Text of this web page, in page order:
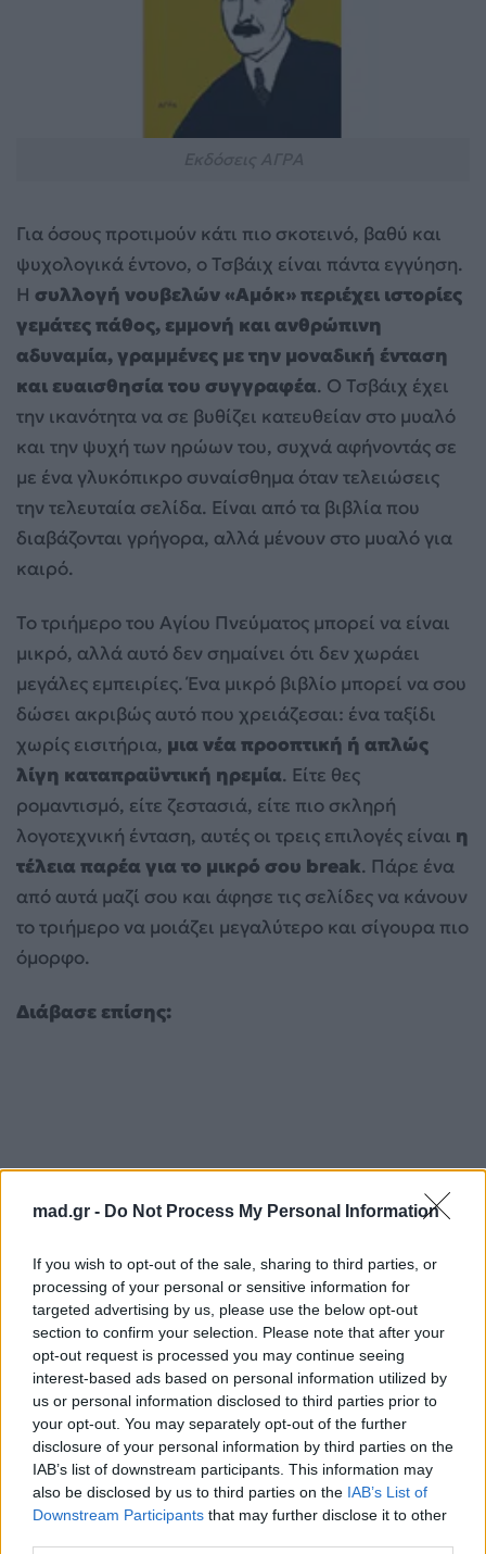
mad.gr - Do Not Process My Personal Information
If you wish to opt-out of the sale, sharing to third parties, or
processing of your personal or sensitive information for
targeted advertising by us, please use the below opt-out
section to confirm your selection. Please note that after your
opt-out request is processed you may continue seeing
interest-based ads based on personal information utilized by
us or personal information disclosed to third parties prior to
your opt-out. You may separately opt-out of the further
disclosure of your personal information by third parties on the
IAB’s list of downstream participants. This information may
also be disclosed by us to third parties on the IAB’s List of
Downstream Participants that may further disclose it to other
Για όσους προτιμούν κάτι πιο σκοτεινό, βαθύ και
ψυχολογικά έντονο, ο Τσβάιχ είναι πάντα εγγύηση.
Η συλλογή νουβελών «Αμόκ» περιέχει ιστορίες
γεμάτες πάθος, εμμονή και ανθρώπινη
αδυναμία, γραμμένες με την μοναδική ένταση
και ευαισθησία του συγγραφέα. Ο Τσβάιχ έχει
την ικανότητα να σε βυθίζει κατευθείαν στο μυαλό
και την ψυχή των ηρώων του, συχνά αφήνοντάς σε
με ένα γλυκόπικρο συναίσθημα όταν τελειώσεις
την τελευταία σελίδα. Είναι από τα βιβλία που
διαβάζονται γρήγορα, αλλά μένουν στο μυαλό για
καιρό.
Το τριήμερο του Αγίου Πνεύματος μπορεί να είναι
μικρό, αλλά αυτό δεν σημαίνει ότι δεν χωράει
μεγάλες εμπειρίες. Ένα μικρό βιβλίο μπορεί να σου
δώσει ακριβώς αυτό που χρειάζεσαι: ένα ταξίδι
χωρίς εισιτήρια, μια νέα προοπτική ή απλώς
λίγη καταπραϋντική ηρεμία. Είτε θες
ρομαντισμό, είτε ζεστασιά, είτε πιο σκληρή
λογοτεχνική ένταση, αυτές οι τρεις επιλογές είναι η
τέλεια παρέα για το μικρό σου break. Πάρε ένα
από αυτά μαζί σου και άφησε τις σελίδες να κάνουν
το τριήμερο να μοιάζει μεγαλύτερο και σίγουρα πιο
όμορφο.
Διάβασε επίσης: